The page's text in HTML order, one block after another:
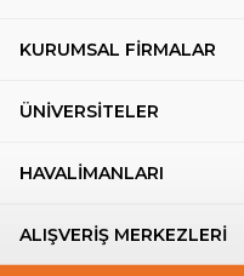
KURUMSAL FİRMALAR
ÜNİVERSİTELER
HAVALİMANLARI
ALIŞVERİŞ MERKEZLERİ